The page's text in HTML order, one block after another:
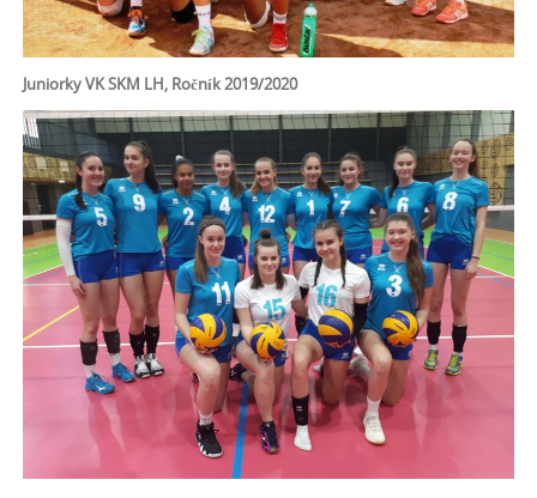
Juniorky VK SKM LH, Ročník 2019/2020